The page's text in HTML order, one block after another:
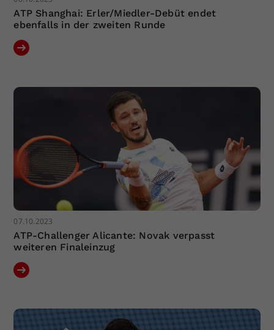
ATP Shanghai: Erler/Miedler-Debüt endet
ebenfalls in der zweiten Runde
07.10.2023
ATP-Challenger Alicante: Novak verpasst
weiteren Finaleinzug